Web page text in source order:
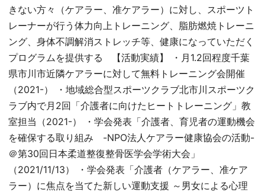
きない方々（ケアラー、准ケアラー）に対し、スポーツト
レーナーが行う体力向上トレーニング、脂肪燃焼トレーニ
ング、身体不調解消ストレッチ等、健康になっていただく
プログラムを提供する 【活動実績】 ・月1.2回程度千葉
県市川市近隣ケアラーに対して無料トレーニング会開催
（2021-） ・地域総合型スポーツクラブ北市川スポーツク
ラブ内で月2回「介護者に向けたヒートトレーニング」教
室担当（2021-） ・学会発表「介護者、育児者の運動機会
を確保する取り組み -NPO法人ケアラー健康協会の活動-
＠第30回日本柔道整復整骨医学会学術大会」
（2021/11/13） ・学会発表「介護者（ケアラー、准ケア
ラー）に焦点を当てた新しい運動支援 ～男女による心理